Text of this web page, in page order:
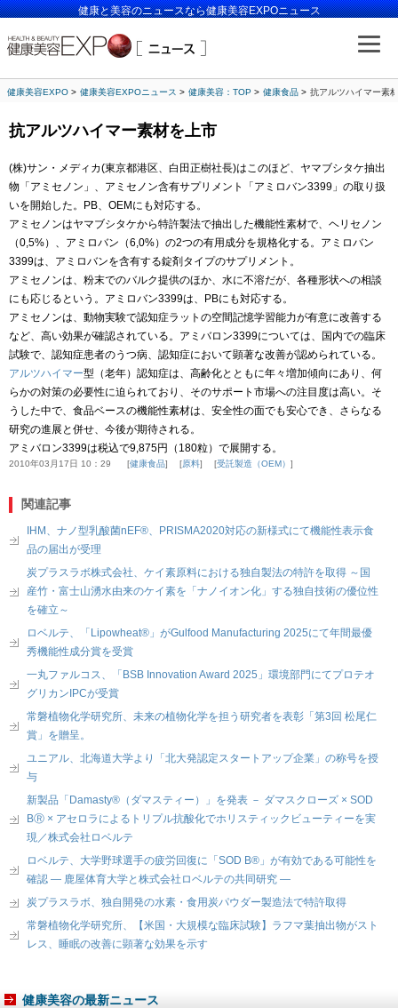
健康と美容のニュースなら健康美容EXPOニュース
健康美容EXPO 健康美容EXPOニュース 健康美容：TOP 健康食品 抗アルツハイマー素
抗アルツハイマー素材を上市
(株)サン・メディカ(東京都港区、白田正樹社長)はこのほど、ヤマブシタケ抽出
物「アミセノン」、アミセノン含有サプリメント「アミロバン3399」の取り扱
いを開始した。PB、OEMにも対応する。
アミセノンはヤマブシタケから特許製法で抽出した機能性素材で、ヘリセノン
（0,5%）、アミロバン（6,0%）の2つの有用成分を規格化する。アミロバン
3399は、アミロバンを含有する錠剤タイプのサプリメント。
アミセノンは、粉末でのバルク提供のほか、水に不溶だが、各種形状への相談
にも応じるという。アミロバン3399は、PBにも対応する。
アミセノンは、動物実験で認知症ラットの空間記憶学習能力が有意に改善する
など、高い効果が確認されている。アミバロン3399については、国内での臨床
試験で、認知症患者のうつ病、認知症において顕著な改善が認められている。
アルツハイマー型（老年）認知症は、高齢化とともに年々増加傾向にあり、何
らかの対策の必要性に迫られており、そのサポート市場への注目度は高い。そ
うした中で、食品ベースの機能性素材は、安全性の面でも安心でき、さらなる
研究の進展と併せ、今後が期待される。
アミバロン3399は税込で9,875円（180粒）で展開する。
2010年03月17日 10：29 健康食品 原料 受託製造（OEM）
関連記事
IHM、ナノ型乳酸菌nEF®、PRISMA2020対応の新様式にて機能性表示食
品の届出が受理
炭プラスラボ株式会社、ケイ素原料における独自製法の特許を取得 ～国
産竹・富士山湧水由来のケイ素を「ナノイオン化」する独自技術の優位性
を確立～
ロベルテ、「Lipowheat®」がGulfood Manufacturing 2025にて年間最優
秀機能性成分賞を受賞
一丸ファルコス、「BSB Innovation Award 2025」環境部門にてプロテオ
グリカンIPCが受賞
常磐植物化学研究所、未来の植物化学を担う研究者を表彰「第3回 松尾仁
賞」を贈呈。
ユニアル、北海道大学より「北大発認定スタートアップ企業」の称号を授
与
新製品「Damasty®（ダマスティー）」を発表 － ダマスクローズ × SOD
BⓇ × アセロラによるトリプル抗酸化でホリスティックビューティーを実
現／株式会社ロベルテ
ロベルテ、大学野球選手の疲労回復に「SOD B®」が有効である可能性を
確認 ― 鹿屋体育大学と株式会社ロベルテの共同研究 ―
炭プラスラボ、独自開発の水素・食用炭パウダー製造法で特許取得
常磐植物化学研究所、【米国・大規模な臨床試験】ラフマ葉抽出物がスト
レス、睡眠の改善に顕著な効果を示す
健康美容の最新ニュース